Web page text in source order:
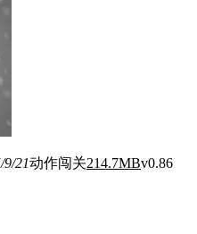
9/21动作闯关214.7MBv0.86